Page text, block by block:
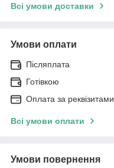
Всі умови доставки
Умови оплати
Післяплата
Готівкою
Оплата за реквізитами
Всі умови оплати
Умови повернення